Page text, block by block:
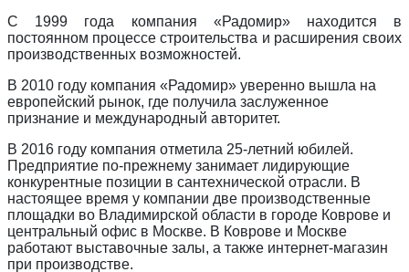
С 1999 года компания «Радомир» находится в
постоянном процессе строительства и расширения своих
производственных возможностей.
В 2010 году компания «Радомир» уверенно вышла на
европейский рынок, где получила заслуженное
признание и международный авторитет.
В 2016 году компания отметила 25-летний юбилей.
Предприятие по-прежнему занимает лидирующие
конкурентные позиции в сантехнической отрасли. В
настоящее время у компании две производственные
площадки во Владимирской области в городе Коврове и
центральный офис в Москве. В Коврове и Москве
работают выставочные залы, а также интернет-магазин
при производстве.